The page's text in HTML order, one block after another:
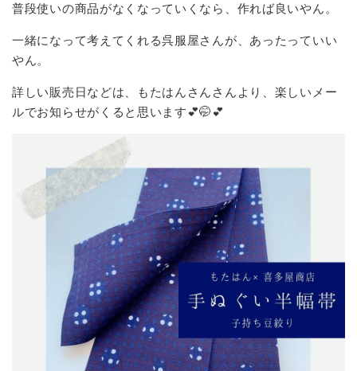
普段使いの商品がなくなっていくなら、作れば良いやん。
一緒になって考えてくれる呉服屋さんが、あったっていい
やん。
詳しい販売日などは、もたはんさんさんより、楽しいメー
ルでお知らせがくると思います💕🤭💕